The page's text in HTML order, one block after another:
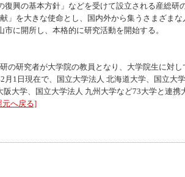
興の基本方針」などを受けて設立される産総
」を大きな使命とし、国内外から集うさまざま
に開所し、本格的に研究活動を開始する。
の研究者が大学院の教員となり、大学院生に対
1日現在で、国立大学法人 北海道大学、国立大
大学、国立大学法人 九州大学など73大学と連
元へ戻る]